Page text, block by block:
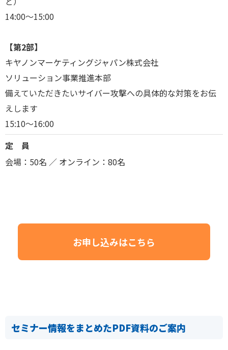
14:00～15:00
【第2部】
キヤノンマーケティングジャパン株式会社
ソリューション事業推進本部
備えていただきたいサイバー攻撃への具体的な対策をお伝
えします
15:10～16:00
定 員
会場：50名 ／ オンライン：80名
お申し込みはこちら
セミナー情報をまとめたPDF資料のご案内